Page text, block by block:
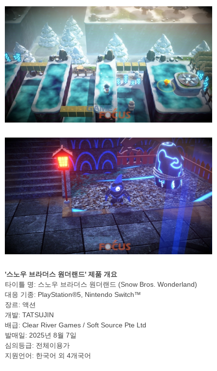
'스노우 브라더스 원더랜드' 제품 개요
타이틀 명: 스노우 브라더스 원더랜드 (Snow Bros. Wonderland)
대응 기종: PlayStation®5, Nintendo Switch™
장르: 액션
개발: TATSUJIN
배급: Clear River Games / Soft Source Pte Ltd
발매일: 2025년 8월 7일
심의등급: 전체이용가
지원언어: 한국어 외 4개국어